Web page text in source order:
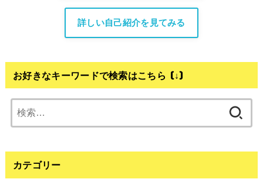
詳しい自己紹介を見てみる
お好きなキーワードで検索はこちら (↓)
索:
カテゴリー